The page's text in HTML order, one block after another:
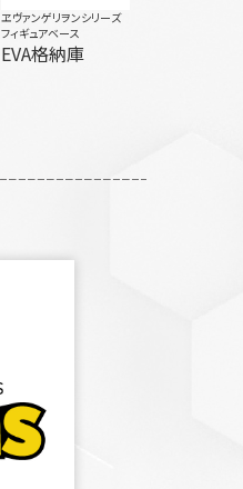
ヱヴァンゲリヲンシリーズ
フィギュアベース
EVA格納庫